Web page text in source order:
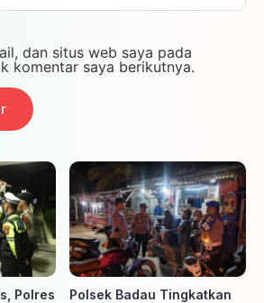
dan situs web saya pada
komentar saya berikutnya.
Polres
Polsek Badau Tingkatkan